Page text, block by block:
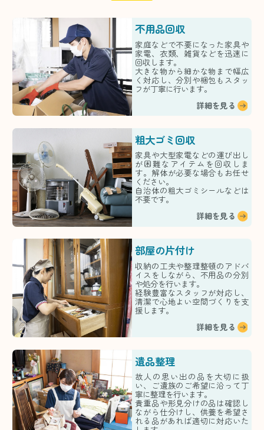
不用品回収
家庭などで不要になった家具や
家電、衣類、雑貨などを迅速に
回収します。
大きな物から細かな物まで幅広
く対応し、分別や梱包もスタッ
フが丁寧に行います。
詳細を見る
粗大ゴミ回収
家具や大型家電などの運び出し
が困難なアイテムを回収しま
す。解体が必要な場合もお任せ
ください。
自治体の粗大ゴミシールなどは
不要です。
詳細を見る
部屋の片付け
収納の工夫や整理整頓のアドバ
イスをしながら、不用品の分別
や処分を行います。
経験豊富なスタッフが対応し、
清潔で心地よい空間づくりを支
援します。
詳細を見る
遺品整理
故人の思い出の品を大切に扱
い、ご遺族のご希望に沿って丁
寧に整理を行います。
貴重品や形見分けの品は確認し
ながら仕分けし、供養を希望さ
れる品があれば適切に対応いた